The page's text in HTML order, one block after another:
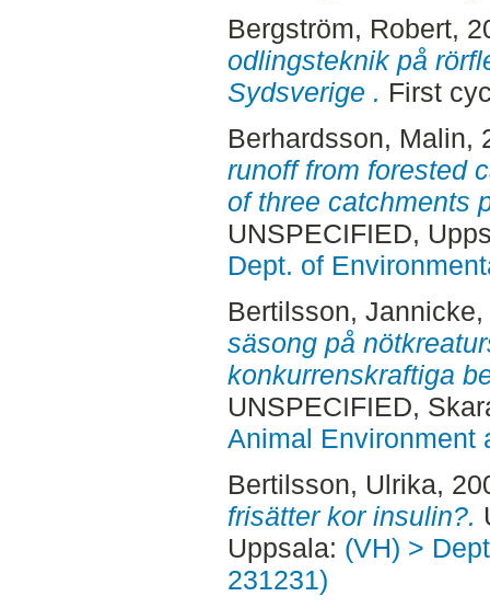
Bergström, Robert,
odlingsteknik på
Sydsverige . First
Berhardsson, Malin,
runoff from forested
of three catchments
UNSPECIFIED,
Dept. of
Bertilsson, Jannicke
säsong på
konkurrenskraftiga
UNSPECIFIED,
Animal Environment
Bertilsson, Ulrika,
frisätter kor insulin?.
Uppsala: (VH) >
231231)